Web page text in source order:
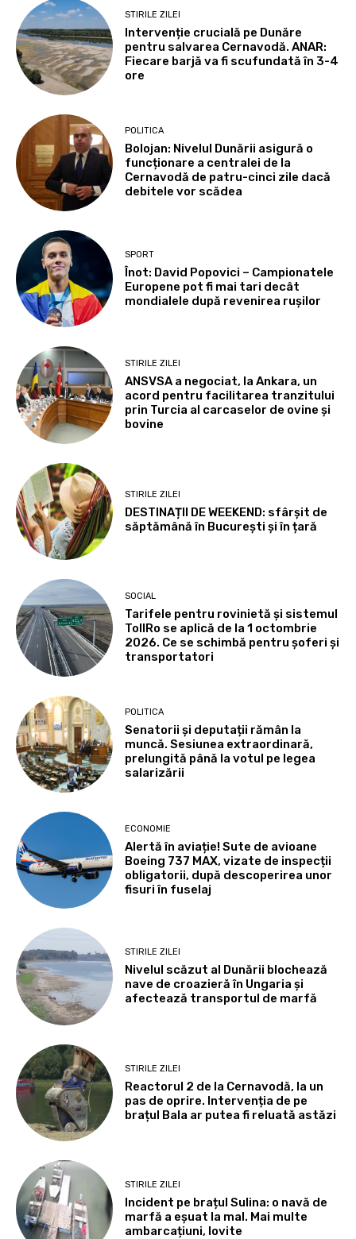
STIRILE ZILEI
Intervenție crucială pe Dunăre
pentru salvarea Cernavodă. ANAR:
Fiecare barjă va fi scufundată în 3-4
ore
POLITICA
Bolojan: Nivelul Dunării asigură o
funcționare a centralei de la
Cernavodă de patru-cinci zile dacă
debitele vor scădea
SPORT
Înot: David Popovici – Campionatele
Europene pot fi mai tari decât
mondialele după revenirea rușilor
STIRILE ZILEI
ANSVSA a negociat, la Ankara, un
acord pentru facilitarea tranzitului
prin Turcia al carcaselor de ovine și
bovine
STIRILE ZILEI
DESTINAȚII DE WEEKEND: sfârșit de
săptămână în București și în țară
SOCIAL
Tarifele pentru rovinietă și sistemul
TollRo se aplică de la 1 octombrie
2026. Ce se schimbă pentru șoferi și
transportatori
POLITICA
Senatorii și deputații rămân la
muncă. Sesiunea extraordinară,
prelungită până la votul pe legea
salarizării
ECONOMIE
Alertă în aviație! Sute de avioane
Boeing 737 MAX, vizate de inspecții
obligatorii, după descoperirea unor
fisuri în fuselaj
STIRILE ZILEI
Nivelul scăzut al Dunării blochează
nave de croazieră în Ungaria și
afectează transportul de marfă
STIRILE ZILEI
Reactorul 2 de la Cernavodă, la un
pas de oprire. Intervenția de pe
brațul Bala ar putea fi reluată astăzi
STIRILE ZILEI
Incident pe brațul Sulina: o navă de
marfă a eșuat la mal. Mai multe
ambarcațiuni, lovite